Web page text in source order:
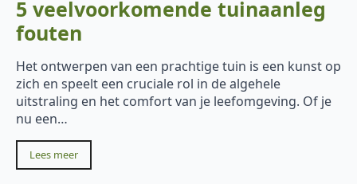
5 veelvoorkomende tuinaanleg
fouten
Het ontwerpen van een prachtige tuin is een kunst op
zich en speelt een cruciale rol in de algehele
uitstraling en het comfort van je leefomgeving. Of je
nu een…
Lees meer